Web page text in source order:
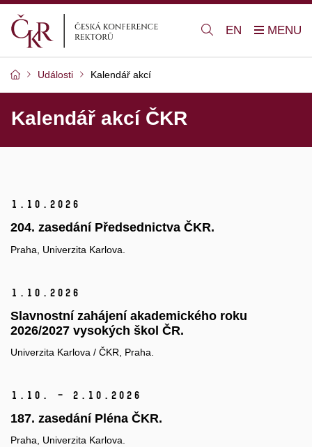
EN
Události Kalendář akcí
Kalendář akcí ČKR
1. 10. 2026
204. zasedání Předsednictva ČKR.
Praha, Univerzita Karlova.
1. 10. 2026
Slavnostní zahájení akademického roku
2026/2027 vysokých škol ČR.
Univerzita Karlova / ČKR, Praha.
1. 10. – 2. 10. 2026
187. zasedání Pléna ČKR.
Praha, Univerzita Karlova.